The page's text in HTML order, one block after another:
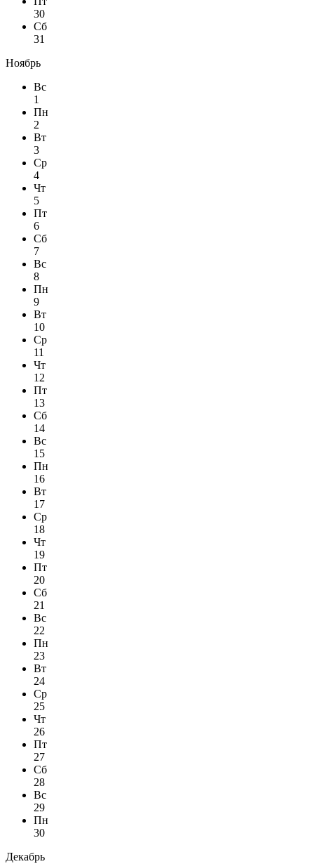
30
Сб
31
Ноябрь
Вс
1
Пн
2
Вт
3
Ср
4
Чт
5
Пт
6
Сб
7
Вс
8
Пн
9
Вт
10
Ср
11
Чт
12
Пт
13
Сб
14
Вс
15
Пн
16
Вт
17
Ср
18
Чт
19
Пт
20
Сб
21
Вс
22
Пн
23
Вт
24
Ср
25
Чт
26
Пт
27
Сб
28
Вс
29
Пн
30
Декабрь